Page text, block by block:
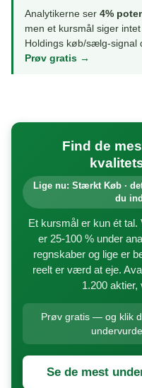
Analytikerne ser 4%
men et kursmål siger
Holdings køb/sælg-signal
Prøv gratis →
Find de
Lige nu: Stærkt Køb ·
du
Et kursmål er kun ét tal.
er 25-100 % under
regnskaber og lige er
reelt er værd at eje.
1.200
Prøv gratis — og klik
Se de mest